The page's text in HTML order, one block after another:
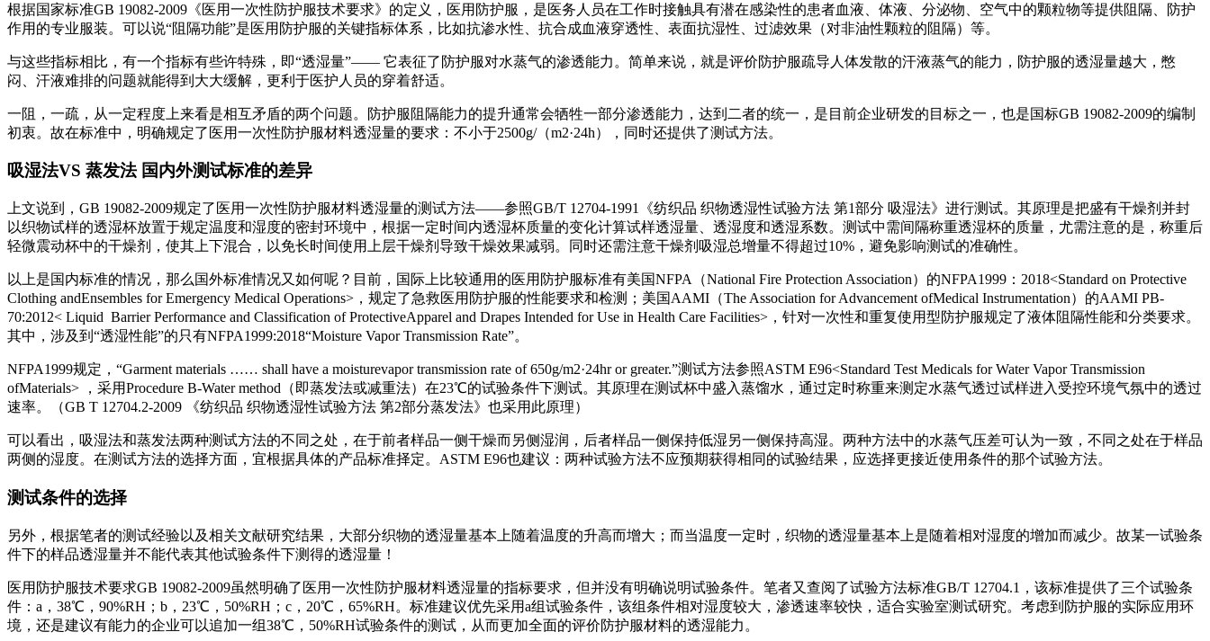
根据国家标准GB 19082-2009《医用一次性防护服技术要求》的定义，医用防护服，是医务人员在工作时接触具有潜在感染性的患者血液、体液、分泌物、空气中的颗粒物等提供阻隔、防护
作用的专业服装。可以说“阻隔功能”是医用防护服的关键指标体系，比如抗渗水性、抗合成血液穿透性、表面抗湿性、过滤效果（对非油性颗粒的阻隔）等。
与这些指标相比，有一个指标有些许特殊，即“透湿量”—— 它表征了防护服对水蒸气的渗透能力。简单来说，就是评价防护服疏导人体发散的汗液蒸气的能力，防护服的透湿量越大，憋
闷、汗液难排的问题就能得到大大缓解，更利于医护人员的穿着舒适。
一阻，一疏，从一定程度上来看是相互矛盾的两个问题。防护服阻隔能力的提升通常会牺牲一部分渗透能力，达到二者的统一，是目前企业研发的目标之一，也是国标GB 19082-2009的编制
初衷。故在标准中，明确规定了医用一次性防护服材料透湿量的要求：不小于2500g/（m2·24h），同时还提供了测试方法。
吸湿法VS 蒸发法 国内外测试标准的差异
上文说到，GB 19082-2009规定了医用一次性防护服材料透湿量的测试方法——参照GB/T 12704-1991《纺织品 织物透湿性试验方法 第1部分 吸湿法》进行测试。其原理是把盛有干燥剂并封
以织物试样的透湿杯放置于规定温度和湿度的密封环境中，根据一定时间内透湿杯质量的变化计算试样透湿量、透湿度和透湿系数。测试中需间隔称重透湿杯的质量，尤需注意的是，称重后
轻微震动杯中的干燥剂，使其上下混合，以免长时间使用上层干燥剂导致干燥效果减弱。同时还需注意干燥剂吸湿总增量不得超过10%，避免影响测试的准确性。
以上是国内标准的情况，那么国外标准情况又如何呢？目前，国际上比较通用的医用防护服标准有美国NFPA（National Fire Protection Association）的NFPA1999：2018<Standard on Protective
Clothing andEnsembles for Emergency Medical Operations>，规定了急救医用防护服的性能要求和检测；美国AAMI（The Association for Advancement ofMedical Instrumentation）的AAMI PB-
70:2012< Liquid Barrier Performance and Classification of ProtectiveApparel and Drapes Intended for Use in Health Care Facilities>，针对一次性和重复使用型防护服规定了液体阻隔性能和分类要求。
其中，涉及到“透湿性能”的只有NFPA1999:2018“Moisture Vapor Transmission Rate”。
NFPA1999规定，“Garment materials …… shall have a moisturevapor transmission rate of 650g/m2·24hr or greater.”测试方法参照ASTM E96<Standard Test Medicals for Water Vapor Transmission
ofMaterials> ，采用Procedure B-Water method（即蒸发法或减重法）在23℃的试验条件下测试。其原理在测试杯中盛入蒸馏水，通过定时称重来测定水蒸气透过试样进入受控环境气氛中的透过
速率。（GB T 12704.2-2009 《纺织品 织物透湿性试验方法 第2部分蒸发法》也采用此原理）
可以看出，吸湿法和蒸发法两种测试方法的不同之处，在于前者样品一侧干燥而另侧湿润，后者样品一侧保持低湿另一侧保持高湿。两种方法中的水蒸气压差可认为一致，不同之处在于样品
两侧的湿度。在测试方法的选择方面，宜根据具体的产品标准择定。ASTM E96也建议：两种试验方法不应预期获得相同的试验结果，应选择更接近使用条件的那个试验方法。
测试条件的选择
另外，根据笔者的测试经验以及相关文献研究结果，大部分织物的透湿量基本上随着温度的升高而增大；而当温度一定时，织物的透湿量基本上是随着相对湿度的增加而减少。故某一试验条
件下的样品透湿量并不能代表其他试验条件下测得的透湿量！
医用防护服技术要求GB 19082-2009虽然明确了医用一次性防护服材料透湿量的指标要求，但并没有明确说明试验条件。笔者又查阅了试验方法标准GB/T 12704.1，该标准提供了三个试验条
件：a，38℃，90%RH；b，23℃，50%RH；c，20℃，65%RH。标准建议优先采用a组试验条件，该组条件相对湿度较大，渗透速率较快，适合实验室测试研究。考虑到防护服的实际应用环
境，还是建议有能力的企业可以追加一组38℃，50%RH试验条件的测试，从而更加全面的评价防护服材料的透湿能力。